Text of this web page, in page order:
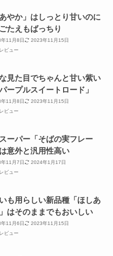
あやか」はしっとり甘いのに
たえもばっちり
11月8日
2023年11月15日
ビュー
見た目でちゃんと甘い紫い
ープルスイートロード」
11月8日
2023年11月15日
ビュー
ーパー「そばの実フレー
意外と汎用性高い
11月7日
2024年1月17日
ビュー
も用らしい新品種「ほしあ
はそのままでもおいしい
11月6日
2023年11月15日
ビュー